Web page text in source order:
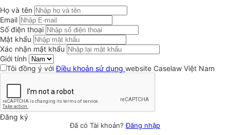
Họ và tên
Email
Số điện thoại
Mật khẩu
Xác nhận mật khẩu
Giới tính
Tôi đồng ý vớiĐiều khoản sử dụng website Caselaw Việt Nam
Đăng ký
Đã có Tài khoản?Đăng nhập